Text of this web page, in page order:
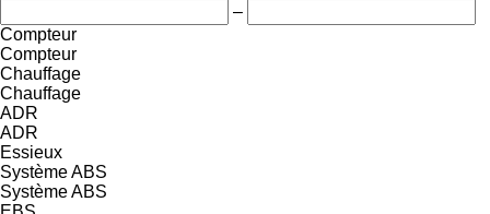
–
Compteur
Compteur
Chauffage
Chauffage
ADR
ADR
Essieux
Système ABS
Système ABS